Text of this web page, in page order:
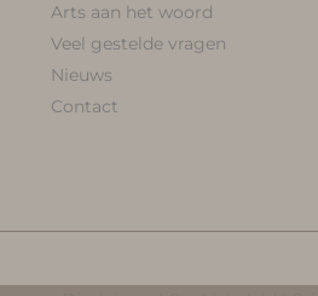
Arts aan het woord
Veel gestelde vragen
Nieuws
Contact